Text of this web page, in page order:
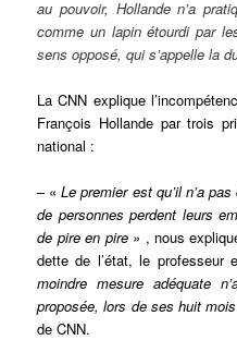
au pouvoir, Hollande n’a
comme un lapin étourdi par
sens opposé, qui s’appelle la
La CNN explique
François Hollande par trois
national :
– «Le premier est qu’il n’a
de personnes perdent leurs
de pire en pire » , nous
dette de l’état, le professeur
moindre mesure adéquate
proposée, lors de ses huit
de CNN.